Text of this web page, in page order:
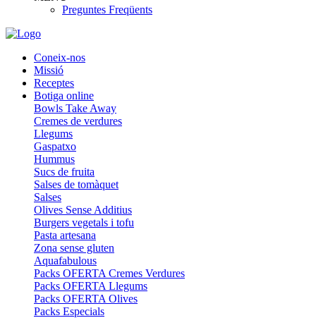
Preguntes Freqüents
Coneix-nos
Missió
Receptes
Botiga online
Bowls Take Away
Cremes de verdures
Llegums
Gaspatxo
Hummus
Sucs de fruita
Salses de tomàquet
Salses
Olives Sense Additius
Burgers vegetals i tofu
Pasta artesana
Zona sense gluten
Aquafabulous
Packs OFERTA Cremes Verdures
Packs OFERTA Llegums
Packs OFERTA Olives
Packs Especials